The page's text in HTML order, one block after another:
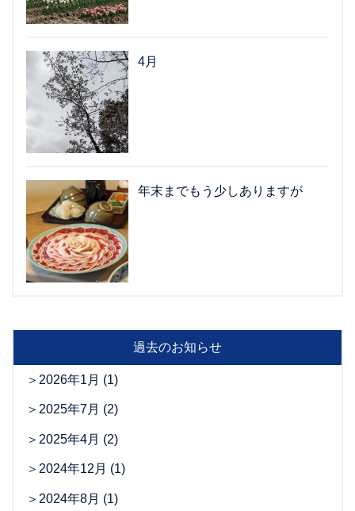
4月
年末までもう少しありますが
過去のお知らせ
2026年1月 (1)
2025年7月 (2)
2025年4月 (2)
2024年12月 (1)
2024年8月 (1)